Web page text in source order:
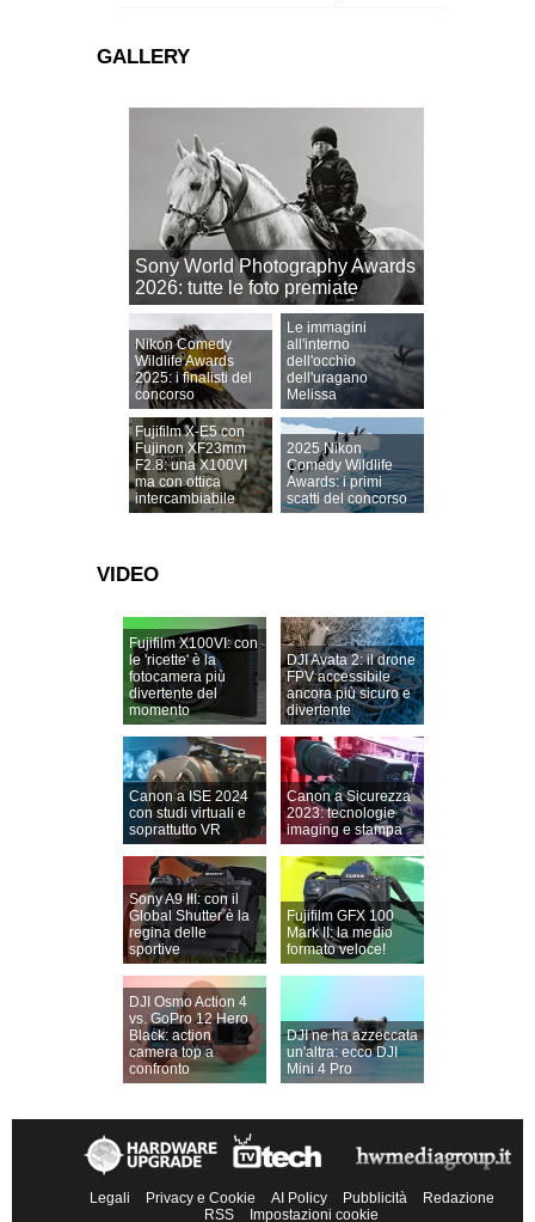
GALLERY
Sony World Photography Awards
2026: tutte le foto premiate
Nikon Comedy
Wildlife Awards
2025: i finalisti del
concorso
Le immagini
all'interno
dell'occhio
dell'uragano
Melissa
Fujifilm X-E5 con
Fujinon XF23mm
F2.8: una X100VI
ma con ottica
intercambiabile
2025 Nikon
Comedy Wildlife
Awards: i primi
scatti del concorso
VIDEO
Fujifilm X100VI: con
le 'ricette' è la
fotocamera più
divertente del
momento
DJI Avata 2: il drone
FPV accessibile
ancora più sicuro e
divertente
Canon a ISE 2024
con studi virtuali e
soprattutto VR
Canon a Sicurezza
2023: tecnologie
imaging e stampa
Sony A9 III: con il
Global Shutter è la
regina delle
sportive
Fujifilm GFX 100
Mark II: la medio
formato veloce!
DJI Osmo Action 4
vs. GoPro 12 Hero
Black: action
camera top a
confronto
DJI ne ha azzeccata
un'altra: ecco DJI
Mini 4 Pro
Legali Privacy e Cookie AI Policy Pubblicità
Redazione
RSS
Impostazioni cookie